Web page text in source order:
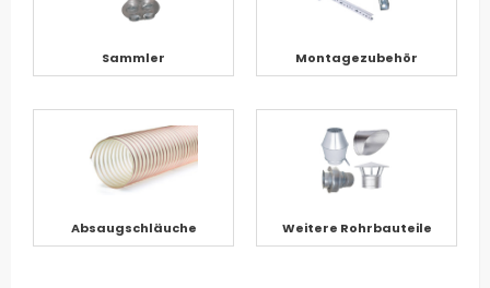
Sammler Montagezubehör
Absaugschläuche Weitere Rohrbauteile